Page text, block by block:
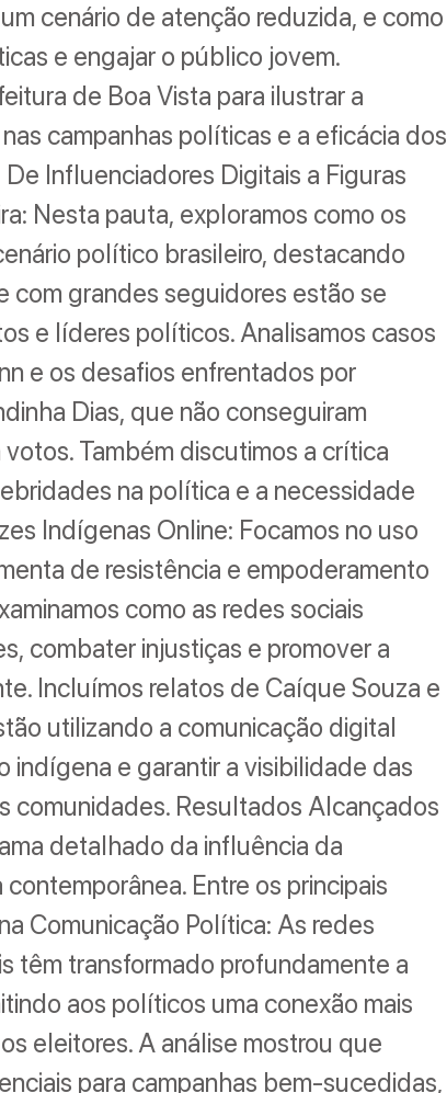
cenário de atenção reduzida, e como
e engajar o público jovem.
de Boa Vista para ilustrar a
campanhas políticas e a eficácia dos
Influenciadores Digitais a Figuras
Nesta pauta, exploramos como os
político brasileiro, destacando
com grandes seguidores estão se
e líderes políticos. Analisamos casos
e os desafios enfrentados por
Dias, que não conseguiram
Também discutimos a crítica
na política e a necessidade
Indígenas Online: Focamos no uso
de resistência e empoderamento
como as redes sociais
combater injustiças e promover a
Incluímos relatos de Caíque Souza e
utilizando a comunicação digital
indígena e garantir a visibilidade das
comunidades. Resultados Alcançados
detalhado da influência da
Entre os principais
Comunicação Política: As redes
têm transformado profundamente a
aos políticos uma conexão mais
eleitores. A análise mostrou que
para campanhas bem-sucedidas,